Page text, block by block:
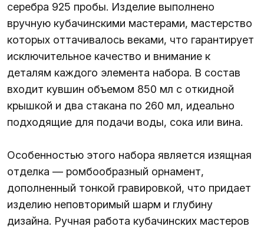
серебра 925 пробы. Изделие выполнено
вручную кубачинскими мастерами, мастерство
которых оттачивалось веками, что гарантирует
исключительное качество и внимание к
деталям каждого элемента набора. В состав
входит кувшин объемом 850 мл с откидной
крышкой и два стакана по 260 мл, идеально
подходящие для подачи воды, сока или вина.
Особенностью этого набора является изящная
отделка — ромбообразный орнамент,
дополненный тонкой гравировкой, что придает
изделию неповторимый шарм и глубину
дизайна. Ручная работа кубачинских мастеров